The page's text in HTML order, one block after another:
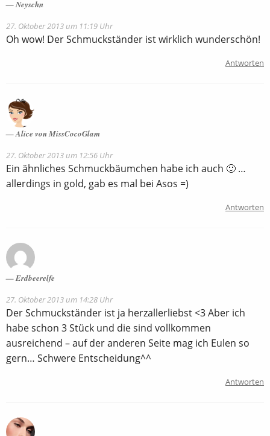
Neyschn
27. Oktober 2013 um 11:19 Uhr
Oh wow! Der Schmuckständer ist wirklich wunderschön!
Antworten
Alice von MissCocoGlam
27. Oktober 2013 um 12:56 Uhr
Ein ähnliches Schmuckbäumchen habe ich auch 🙂 …
allerdings in gold, gab es mal bei Asos =)
Antworten
Erdbeerelfe
27. Oktober 2013 um 14:28 Uhr
Der Schmuckständer ist ja herzallerliebst <3 Aber ich
habe schon 3 Stück und die sind vollkommen
ausreichend – auf der anderen Seite mag ich Eulen so
gern… Schwere Entscheidung^^
Antworten